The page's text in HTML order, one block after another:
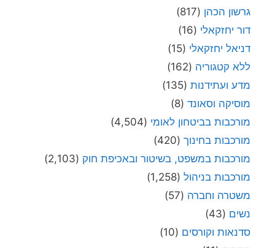
גרשון הכהן (817)
דור יחזקאלי (16)
דניאל יחזקאלי (15)
ללא קטגוריה (162)
מדע ועתידנות (135)
מוסיקה וסאונד (8)
מורכבות בביטחון לאומי (4,504)
מורכבות בחינוך (420)
מורכבות במשפט, בשיטור ובאכיפת חוק (2,103)
מורכבות בניהול (1,258)
משטרה וחברה (57)
נשים (43)
סדנאות וקורסים (10)